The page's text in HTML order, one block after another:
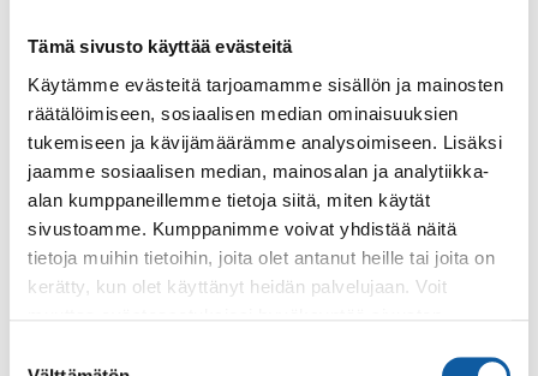
Tämä sivusto käyttää evästeitä
Käytämme evästeitä tarjoamamme sisällön ja mainosten
räätälöimiseen, sosiaalisen median ominaisuuksien
tukemiseen ja kävijämäärämme analysoimiseen. Lisäksi
jaamme sosiaalisen median, mainosalan ja analytiikka-
alan kumppaneillemme tietoja siitä, miten käytät
sivustoamme. Kumppanimme voivat yhdistää näitä
tietoja muihin tietoihin, joita olet antanut heille tai joita on
kerätty, kun olet käyttänyt heidän palvelujaan. Voit
Käyntiosoite: Vistantie 18